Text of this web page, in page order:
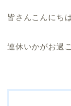
皆さんこんにちは
連休いかがお過